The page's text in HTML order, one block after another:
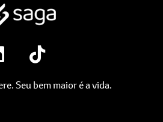
Seu bem maior é a vida.